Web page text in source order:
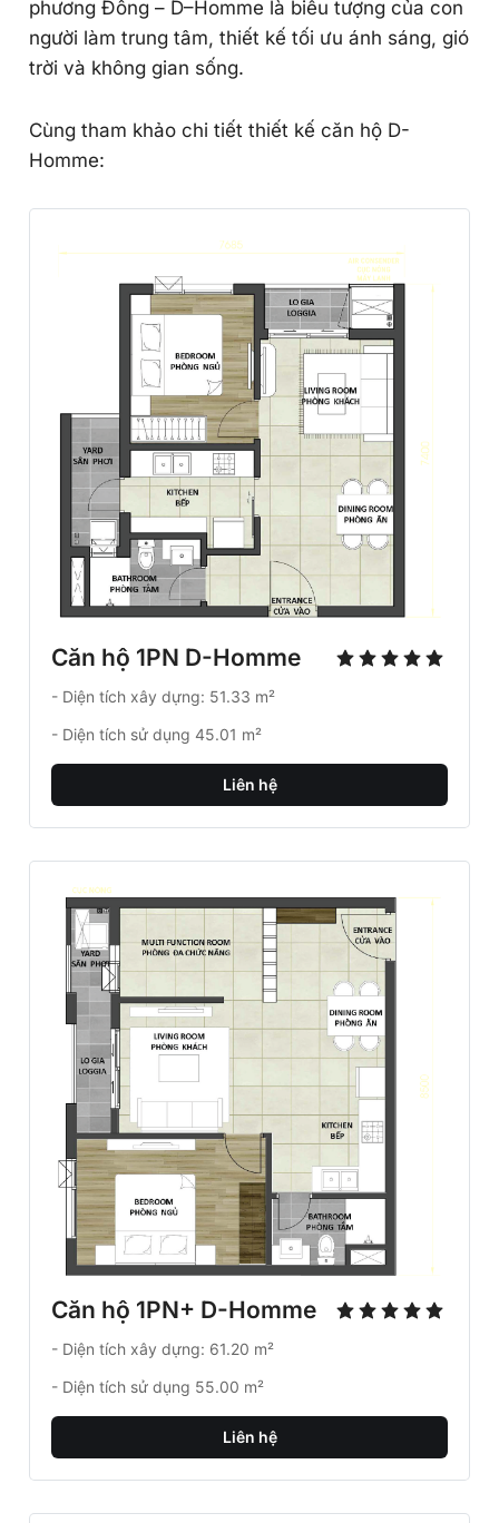
Căn hộ 1PN D-Homme
- Diện tích xây dựng: 51.33 m²
- Diện tích sử dụng 45.01 m²
Liên hệ
Căn hộ 1PN+ D-Homme
- Diện tích xây dựng: 61.20 m²
- Diện tích sử dụng 55.00 m²
Liên hệ